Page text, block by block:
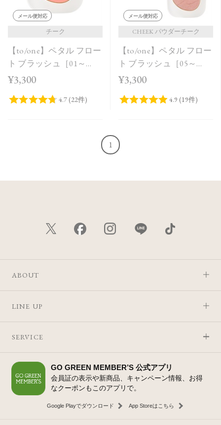
メール便対応
チーク
【to/one】ペタル フロー
ト ブラッシュ［01～
03］
¥3,300
メール便対応
CHEEK パウダーチーク
【to/one】ペタル フロー
ト ブラッシュ［05～
06］
¥3,300
1
ABOUT
LINE UP
SERVICE
GO GREEN MEMBER’S 公式アプリ
会員証の表示や新商品、キャンペーン情報、お得
なクーポンもこのアプリで。
Google Playでダウンロード App Storeはこちら